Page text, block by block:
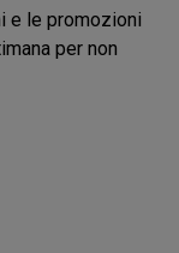
e le promozioni
per non